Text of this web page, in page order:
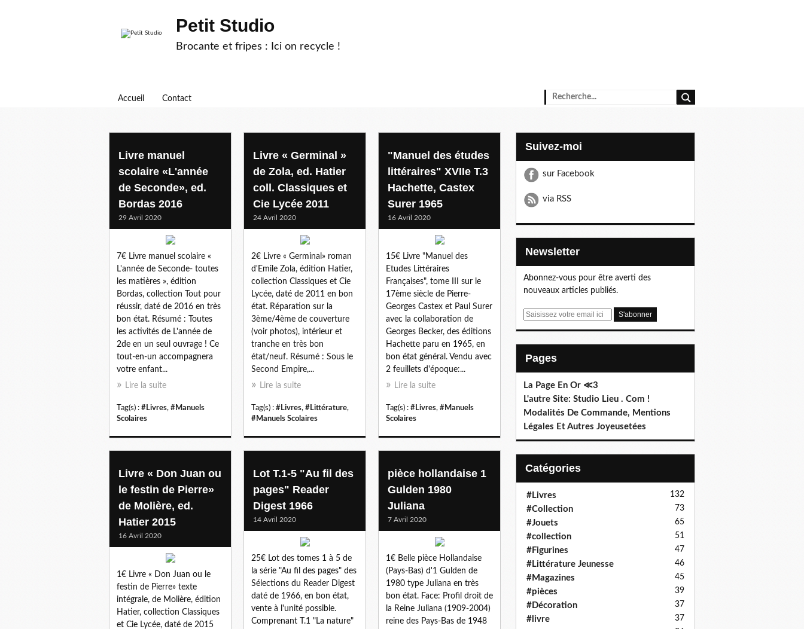
Petit Studio
Brocante et fripes : Ici on recycle !
Accueil Contact
Livre manuel
scolaire «L'année
de Seconde», ed.
Bordas 2016
29 Avril 2020
7€ Livre manuel scolaire «
L'année de Seconde- toutes
les matières », édition
Bordas, collection Tout pour
réussir, daté de 2016 en très
bon état. Résumé : Toutes
les activités de L'année de
2de en un seul ouvrage ! Ce
tout-en-un accompagnera
votre enfant...
Lire la suite
Tag(s) : #Livres, #Manuels
Scolaires
Livre « Germinal »
de Zola, ed. Hatier
coll. Classiques et
Cie Lycée 2011
24 Avril 2020
2€ Livre « Germinal» roman
d'Emile Zola, édition Hatier,
collection Classiques et Cie
Lycée, daté de 2011 en bon
état. Réparation sur la
3ème/4ème de couverture
(voir photos), intérieur et
tranche en très bon
état/neuf. Résumé : Sous le
Second Empire,...
Lire la suite
Tag(s) : #Livres, #Littérature,
#Manuels Scolaires
"Manuel des études
littéraires" XVIIe T.3
Hachette, Castex
Surer 1965
16 Avril 2020
15€ Livre "Manuel des
Etudes Littéraires
Françaises", tome III sur le
17ème siècle de Pierre-
Georges Castex et Paul Surer
avec la collaboration de
Georges Becker, des éditions
Hachette paru en 1965, en
bon état général. Vendu avec
2 feuillets d'époque:...
Lire la suite
Tag(s) : #Livres, #Manuels
Scolaires
Livre « Don Juan ou
le festin de Pierre»
de Molière, ed.
Hatier 2015
16 Avril 2020
1€ Livre « Don Juan ou le
festin de Pierre» texte
intégrale, de Molière, édition
Hatier, collection Classiques
et Cie Lycée, daté de 2015
Lot T.1-5 "Au fil des
pages" Reader
Digest 1966
14 Avril 2020
25€ Lot des tomes 1 à 5 de
la série "Au fil des pages" des
Sélections du Reader Digest
daté de 1966, en bon état,
vente à l'unité possible.
Comprenant T.1 "La nature"
pièce hollandaise 1
Gulden 1980
Juliana
7 Avril 2020
1€ Belle pièce Hollandaise
(Pays-Bas) d'1 Gulden de
1980 type Juliana en très
bon état. Face: Profil droit de
la Reine Juliana (1909-2004)
reine des Pays-Bas de 1948
Suivez-moi
sur Facebook
via RSS
Newsletter
Abonnez-vous pour être averti des
nouveaux articles publiés.
E
Pages
La Page En Or ≪3
L'autre Site: Studio Lieu . Com !
Modalités De Commande, Mentions
Légales Et Autres Joyeusetées
Catégories
#Livres 132
#Collection 73
#Jouets 65
#collection 51
#Figurines 47
#Littérature Jeunesse 46
#Magazines 45
#pièces 39
#Décoration 37
#livre 37